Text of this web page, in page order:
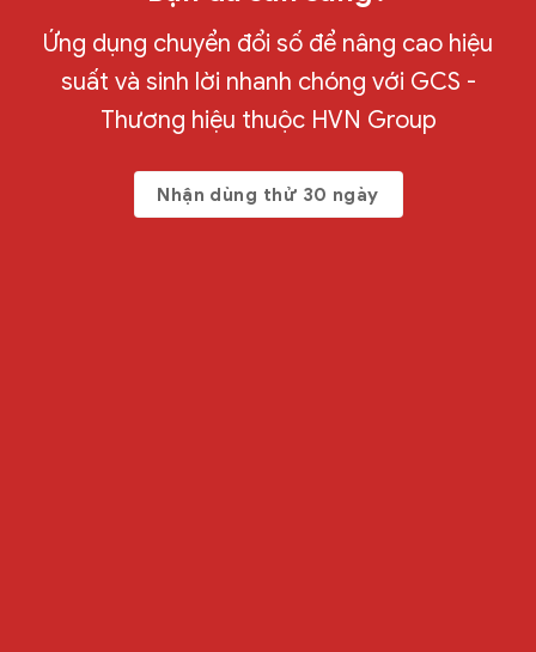
Ứng dụng chuyển đổi số để nâng cao hiệu
suất và sinh lời nhanh chóng với GCS -
Thương hiệu thuộc HVN Group
Nhận dùng thử 30 ngày